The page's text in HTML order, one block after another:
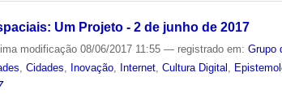
Um Projeto - 2 de junho de 2017
modificação 08/06/2017 11:55— registrado em:Grupo
,Cidades Inovação Internet ,Cultura Digital